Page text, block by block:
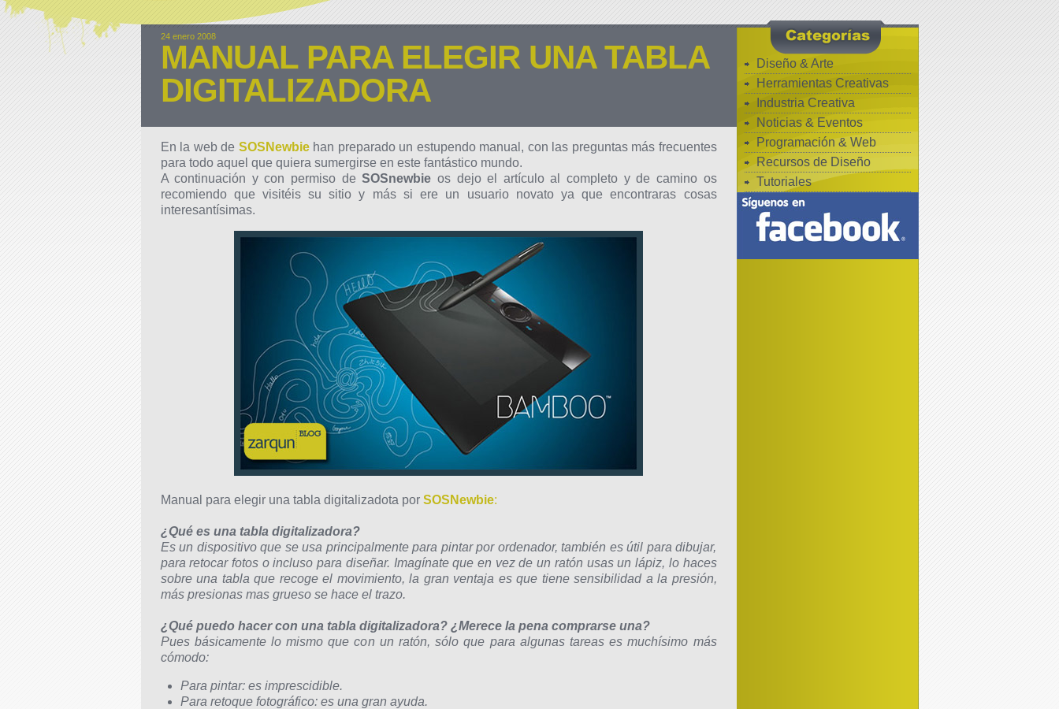
24 enero 2008
MANUAL PARA ELEGIR UNA TABLA
DIGITALIZADORA
En la web de SOSNewbiehan preparado un estupendo manual, con las preguntas más frecuentes
para todo aquel que quiera sumergirse en este fantástico mundo.
A continuación y con permiso deSOSnewbie os dejo el artículo al completo y de camino os
recomiendo que visitéis su sitio y más si ere un usuario novato ya que encontraras cosas
interesantísimas.
Manual para elegir una tabla digitalizadota por SOSNewbie:
¿Qué es una tabla digitalizadora?
Es un dispositivo que se usa principalmente para pintar por ordenador, también es útil para dibujar,
para retocar fotos o incluso para diseñar. Imagínate que en vez de un ratón usas un lápiz, lo haces
sobre una tabla que recoge el movimiento, la gran ventaja es que tiene sensibilidad a la presión,
más presionas mas grueso se hace el trazo.
¿Qué puedo hacer con una tabla digitalizadora? ¿Merece la pena comprarse una?
Pues básicamente lo mismo que con un ratón, sólo que para algunas tareas es muchísimo más
cómodo:
Para pintar: es imprescidible.
Para retoque fotográfico: es una gran ayuda.
Diseño & Arte
Herramientas Creativas
Industria Creativa
Noticias & Eventos
Programación & Web
Recursos de Diseño
Tutoriales